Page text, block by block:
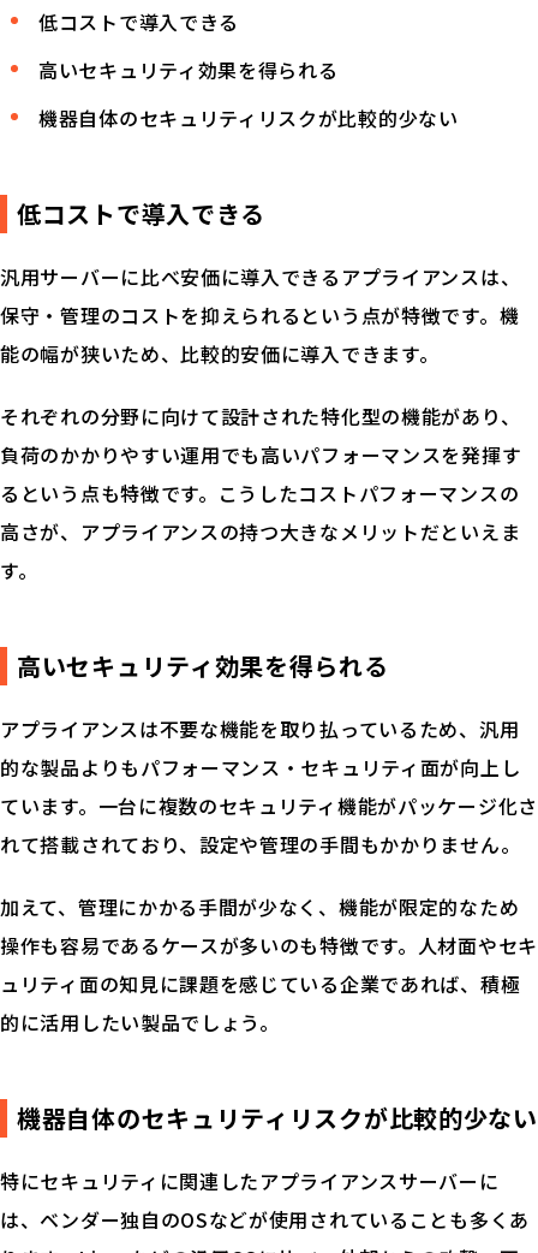
低コストで導入できる
高いセキュリティ効果を得られる
機器自体のセキュリティリスクが比較的少ない
低コストで導入できる
汎用サーバーに比べ安価に導入できるアプライアンスは、
保守・管理のコストを抑えられるという点が特徴です。機
能の幅が狭いため、比較的安価に導入できます。
それぞれの分野に向けて設計された特化型の機能があり、
負荷のかかりやすい運用でも高いパフォーマンスを発揮す
るという点も特徴です。こうしたコストパフォーマンスの
高さが、アプライアンスの持つ大きなメリットだといえま
す。
高いセキュリティ効果を得られる
アプライアンスは不要な機能を取り払っているため、汎用
的な製品よりもパフォーマンス・セキュリティ面が向上し
ています。一台に複数のセキュリティ機能がパッケージ化さ
れて搭載されており、設定や管理の手間もかかりません。
加えて、管理にかかる手間が少なく、機能が限定的なため
操作も容易であるケースが多いのも特徴です。人材面やセキ
ュリティ面の知見に課題を感じている企業であれば、積極
的に活用したい製品でしょう。
機器自体のセキュリティリスクが比較的少ない
特にセキュリティに関連したアプライアンスサーバーに
は、ベンダー独自のOSなどが使用されていることも多くあ